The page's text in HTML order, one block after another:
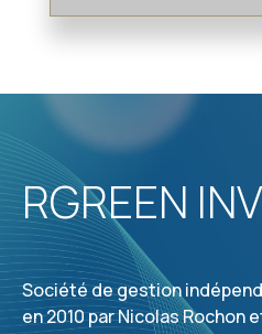
RGREEN
Société de gestion
en 2010 par Nicolas Rochon